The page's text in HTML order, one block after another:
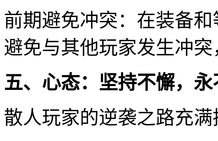
前期避免冲突：在装备
避免与其他玩家发生冲
五、心态：坚持不懈，永
散人玩家的逆袭之路充